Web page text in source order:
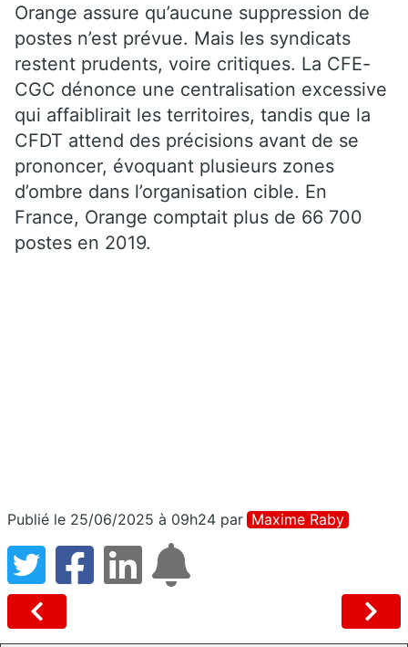
Orange assure qu’aucune suppression de
postes n’est prévue. Mais les syndicats
restent prudents, voire critiques. La CFE-
CGC dénonce une centralisation excessive
qui affaiblirait les territoires, tandis que la
CFDT attend des précisions avant de se
prononcer, évoquant plusieurs zones
d’ombre dans l’organisation cible. En
France, Orange comptait plus de 66 700
postes en 2019.
Publié le 25/06/2025 à 09h24 par Maxime Raby